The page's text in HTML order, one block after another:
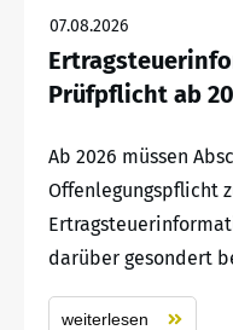
07.08.2026
Prüfpflicht ab
Ab 2026 müssen
Offenlegungspflicht
darüber gesondert
weiterlesen